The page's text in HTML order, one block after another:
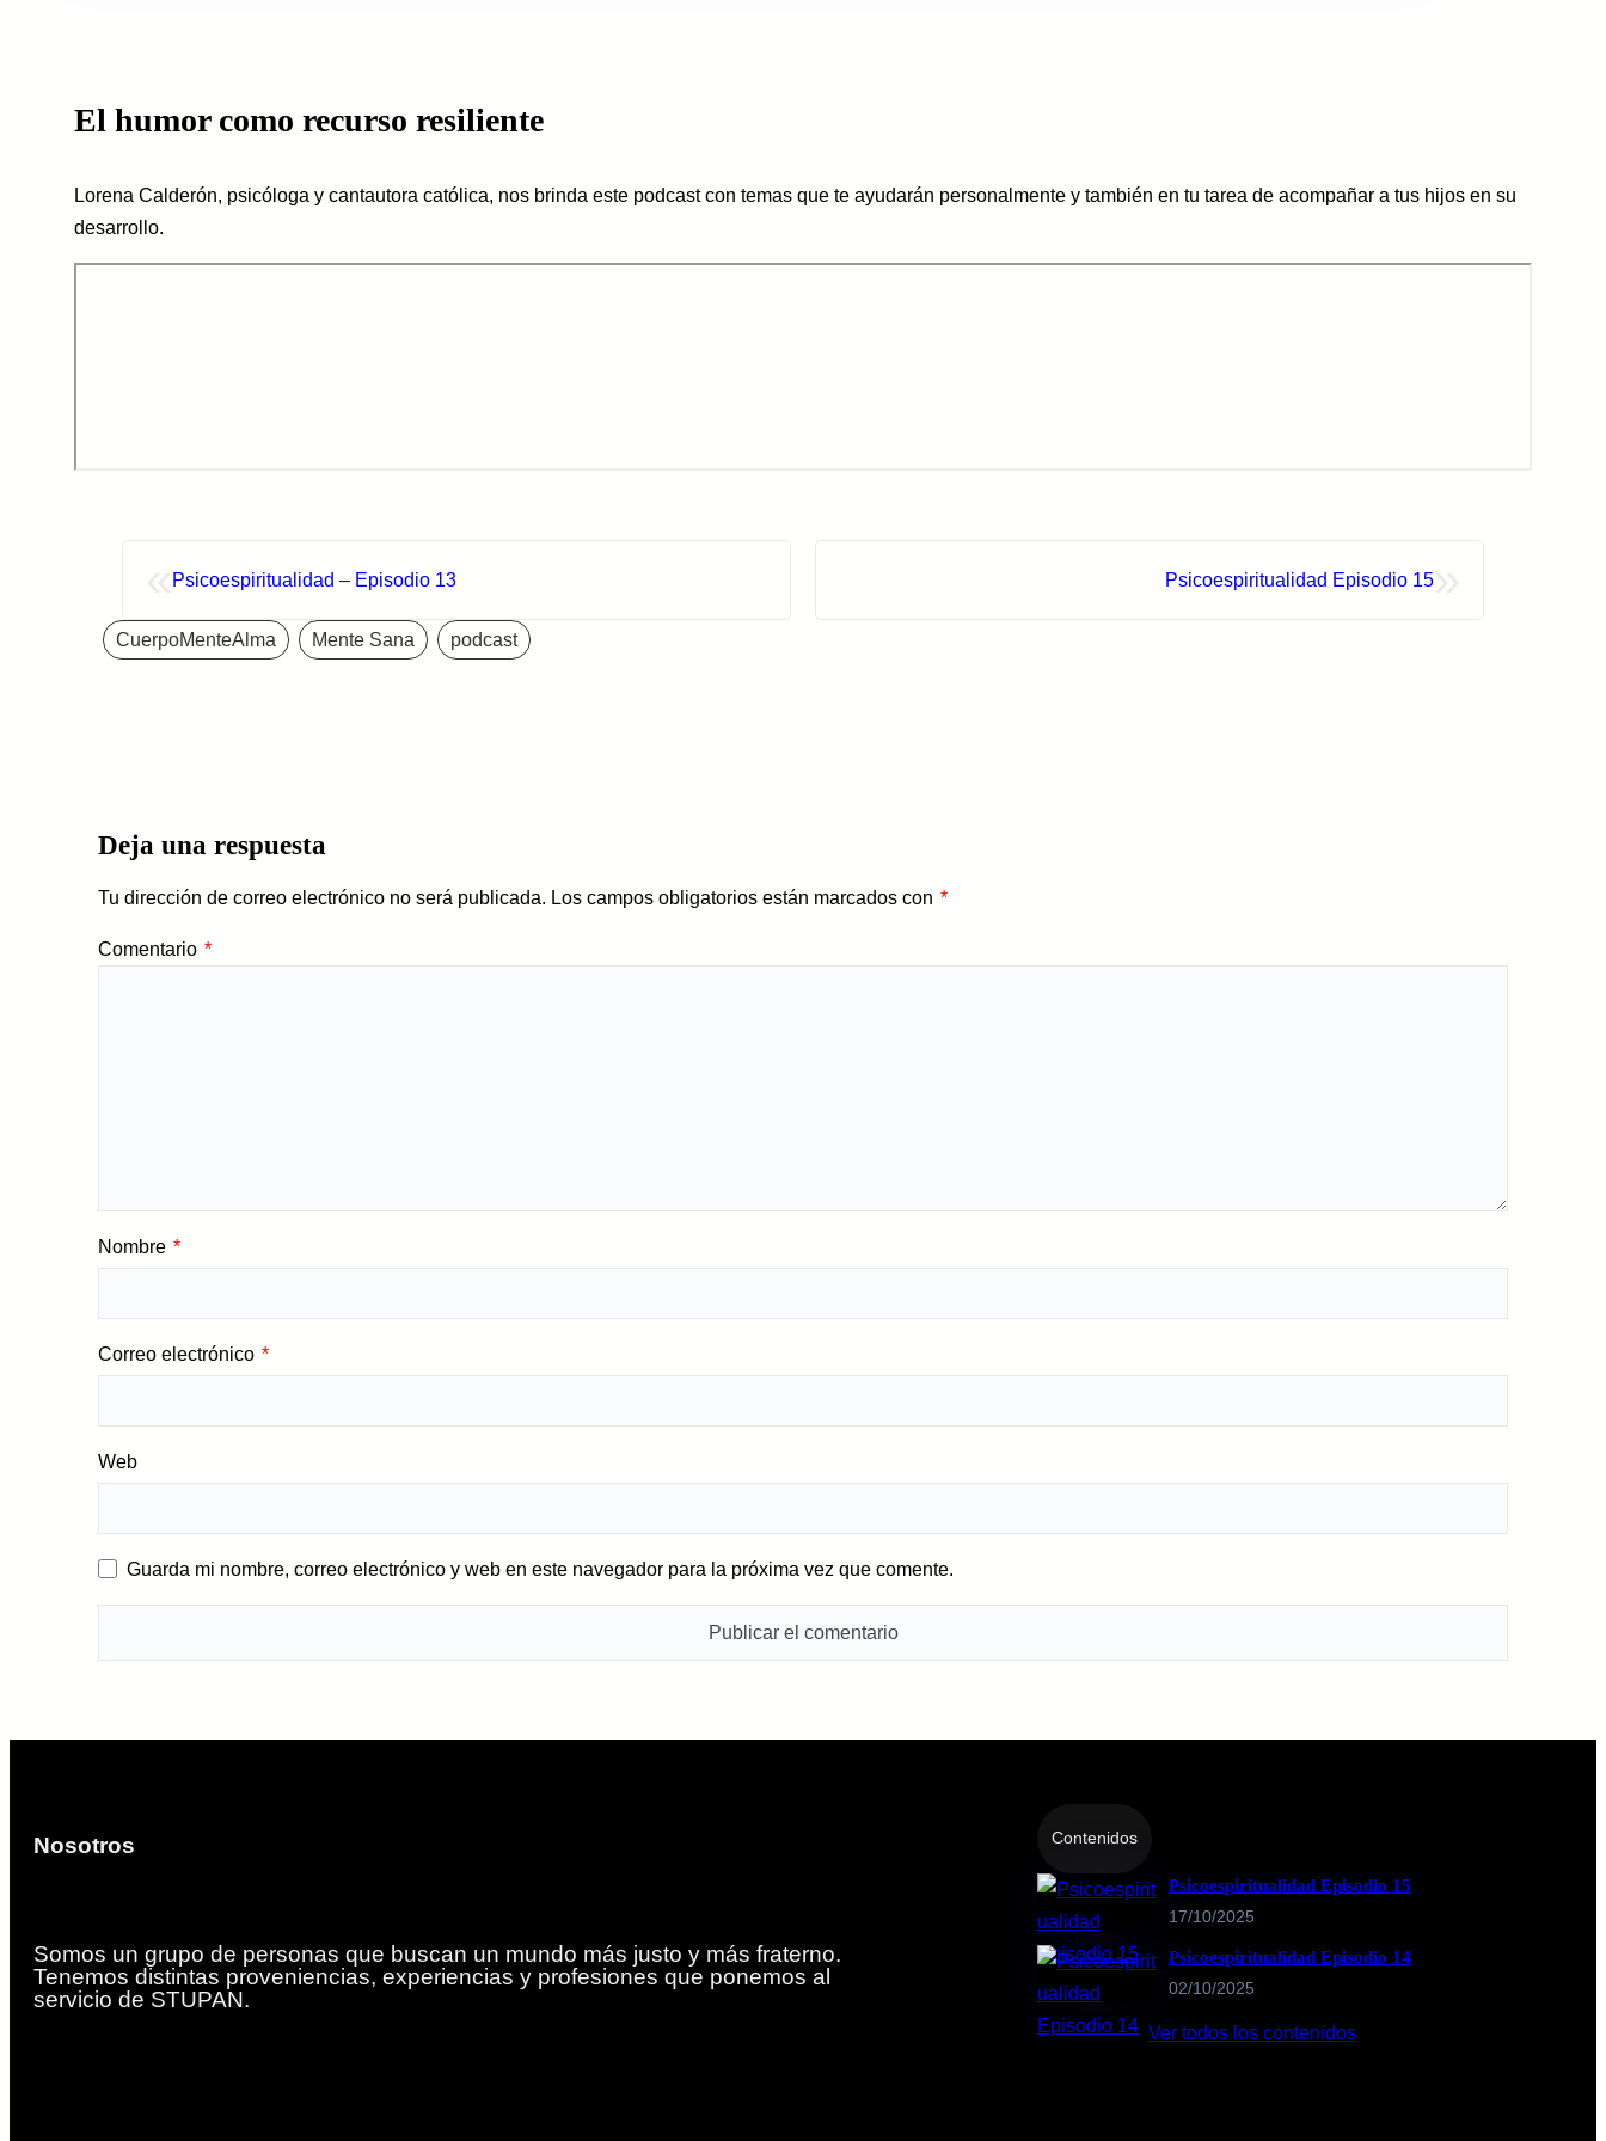
El humor como recurso resiliente
Lorena Calderón, psicóloga y cantautora católica, nos brinda este podcast con temas que te ayudarán personalmente y también en tu tarea de acompañar a tus hijos en su
desarrollo.
Psicoespiritualidad – Episodio 13 »
Psicoespiritualidad Episodio 15
CuerpoMenteAlma Mente Sana podcast
Deja una respuesta
Tu dirección de correo electrónico no será publicada. Los campos obligatorios están marcados con *
Comentario *
Nombre *
Correo electrónico *
Web
Guarda mi nombre, correo electrónico y web en este navegador para la próxima vez que comente.
Nosotros
Somos un grupo de personas que buscan un mundo más justo y más fraterno.
Tenemos distintas proveniencias, experiencias y profesiones que ponemos al
servicio de STUPAN.
Contenidos
Psicoespiritualidad Episodio 15
17/10/2025
Psicoespiritualidad Episodio 14
02/10/2025
Ver todos los contenidos